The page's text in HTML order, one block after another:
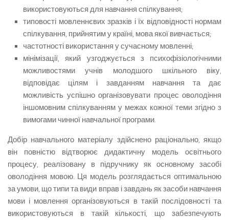
використовуються для навчання спілкування;
типовості мовленнєвих зразків і їх відповідності нормам
спілкування, прийнятим у країні, мова якої вивчається;
частотності використання у сучасному мовленні;
мінімізації, який узгоджується з психофізіологічними
можливостями учнів молодшого шкільного віку,
відповідає цілям і завданням навчання та дає
можливість успішно організовувати процес оволодіння
іншомовним спілкуванням у межах кожної теми згідно з
вимогами чинної навчальної програми.
Добір навчального матеріалу здійснено раціонально, якщо
він повністю відтворює дидактичну модель освітнього
процесу, реалізовану в підручнику як основному засобі
оволодіння мовою. Ця модель розглядається оптимальною
за умови, що типи та види вправ і завдань як засоби навчання
мови і мовлення організовуються в такій послідовності та
використовуються в такій кількості, що забезпечують